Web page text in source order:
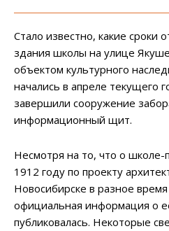
Стало известно, какие сроки
здания школы на улице
объектом культурного
начались в апреле текущего
завершили сооружение
информационный щит.
Несмотря на то, что о школе-
1912 году по проекту
Новосибирске в разное
официальная информация о
публиковалась. Некоторые